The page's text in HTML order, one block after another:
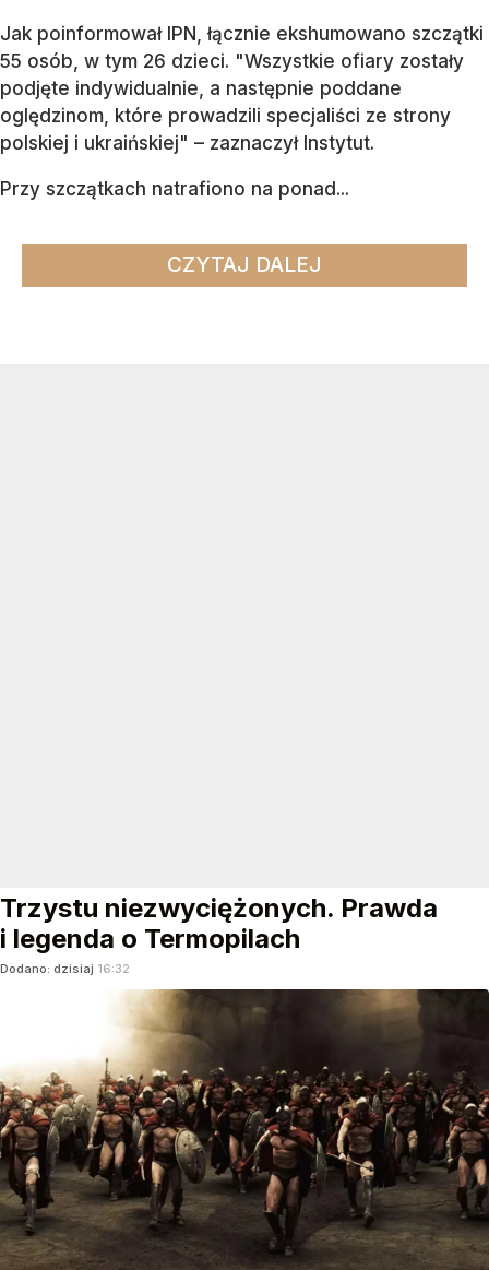
Jak poinformował IPN, łącznie ekshumowano szczątki
55 osób, w tym 26 dzieci. "Wszystkie ofiary zostały
podjęte indywidualnie, a następnie poddane
oględzinom, które prowadzili specjaliści ze strony
polskiej i ukraińskiej" – zaznaczył Instytut.
Przy szczątkach natrafiono na ponad...
CZYTAJ DALEJ
Trzystu niezwyciężonych. Prawda
i legenda o Termopilach
Dodano: dzisiaj 16:32